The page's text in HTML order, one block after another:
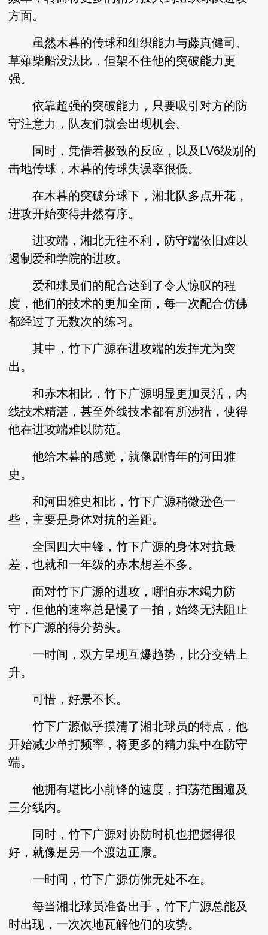
方面。
虽然木暮的传球和组织能力与藤真健司、
草薙柴船没法比，但架不住他的突破能力更
强。
依靠超强的突破能力，只要吸引对方的防
守注意力，队友们就会出现机会。
同时，凭借着极致的反应，以及LV6级别的
击地传球，木暮的传球失误率很低。
在木暮的突破分球下，湘北队多点开花，
进攻开始变得井然有序。
进攻端，湘北无往不利，防守端依旧难以
遏制爱和学院的进攻。
爱和球员们的配合达到了令人惊叹的程
度，他们的技术的更加全面，每一次配合仿佛
都经过了无数次的练习。
其中，竹下广源在进攻端的发挥尤为突
出。
和赤木相比，竹下广源明显更加灵活，内
线技术精湛，甚至外线技术都有所涉猎，使得
他在进攻端难以防范。
他给木暮的感觉，就像剧情年的河田雅
史。
和河田雅史相比，竹下广源稍微逊色一
些，主要是身体对抗的差距。
全国四大中锋，竹下广源的身体对抗最
差，也就和一年级的赤木想差不多。
面对竹下广源的进攻，哪怕赤木竭力防
守，但他的速率总是慢了一拍，始终无法阻止
竹下广源的得分势头。
一时间，双方呈现互爆趋势，比分交错上
升。
可惜，好景不长。
竹下广源似乎摸清了湘北球员的特点，他
开始减少单打频率，将更多的精力集中在防守
端。
他拥有堪比小前锋的速度，扫荡范围遍及
三分线内。
同时，竹下广源对协防时机也把握得很
好，就像是另一个渡边正康。
一时间，竹下广源仿佛无处不在。
每当湘北球员准备出手，竹下广源总能及
时出现，一次次地瓦解他们的攻势。